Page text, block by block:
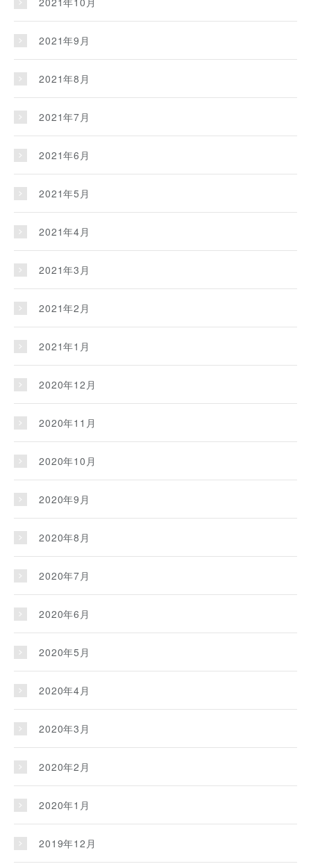
2021年9月
2021年8月
2021年7月
2021年6月
2021年5月
2021年4月
2021年3月
2021年2月
2021年1月
2020年12月
2020年11月
2020年10月
2020年9月
2020年8月
2020年7月
2020年6月
2020年5月
2020年4月
2020年3月
2020年2月
2020年1月
2019年12月